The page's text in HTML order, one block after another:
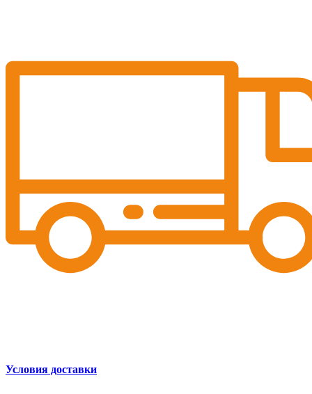
Условия доставки